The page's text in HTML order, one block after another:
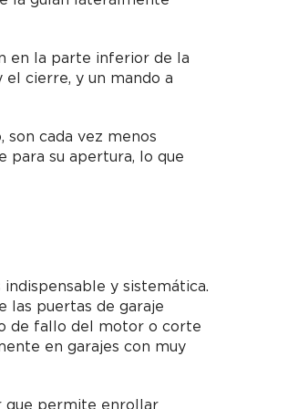
en la parte inferior de la
cierre, y un mando a
son cada vez menos
para su apertura, lo que
y sistemática.
las puertas de garaje
de fallo del motor o corte
en garajes con muy
que permite enrollar